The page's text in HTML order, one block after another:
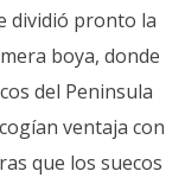
dividió pronto la
boya, donde
del Peninsula
ventaja con
que los suecos